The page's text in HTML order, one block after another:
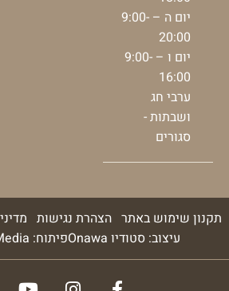
יום ה – 9:00-
20:00
יום ו – 9:00-
16:00
ערבי חג
ושבתות -
סגורים
תקנון שימוש באתר הצהרת נגישות
עיצוב: סטודיו Onawa
פיתוח: Benady New Media